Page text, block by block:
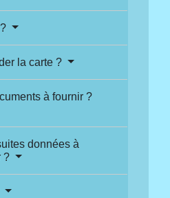
la carte ?
à fournir ?
données à
?